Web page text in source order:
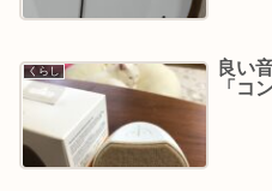
くらし
良い
「コ